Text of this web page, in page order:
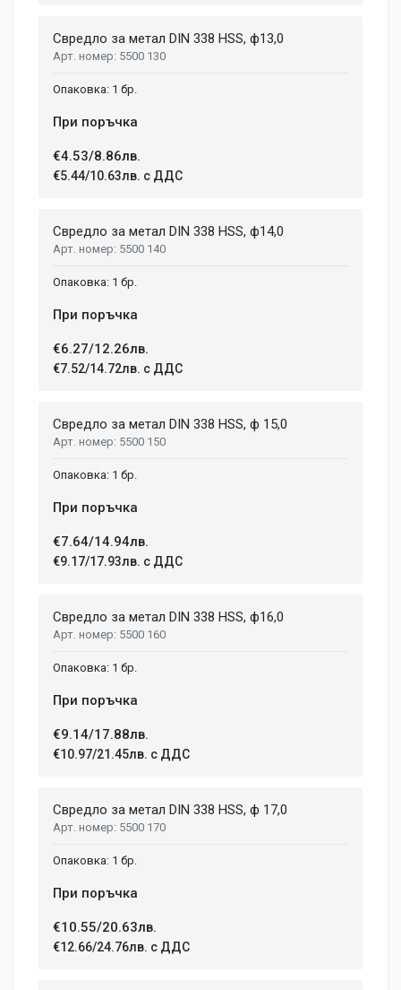
Свредло за метал DIN 338 HSS, ф13,0
5500 130
1 бр.
При поръчка
€4.53/8.86лв.
€5.44/10.63лв. с ДДС
Свредло за метал DIN 338 HSS, ф14,0
5500 140
1 бр.
При поръчка
€6.27/12.26лв.
€7.52/14.72лв. с ДДС
Свредло за метал DIN 338 HSS, ф 15,0
5500 150
1 бр.
При поръчка
€7.64/14.94лв.
€9.17/17.93лв. с ДДС
Свредло за метал DIN 338 HSS, ф16,0
5500 160
1 бр.
При поръчка
€9.14/17.88лв.
€10.97/21.45лв. с ДДС
Свредло за метал DIN 338 HSS, ф 17,0
5500 170
1 бр.
При поръчка
€10.55/20.63лв.
€12.66/24.76лв. с ДДС